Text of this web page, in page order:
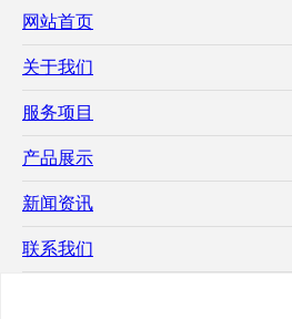
网站首页
关于我们
服务项目
产品展示
新闻资讯
联系我们